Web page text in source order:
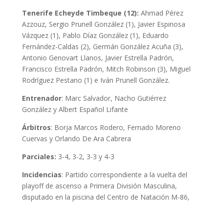
Tenerife Echeyde Timbeque (12): Ahmad Pérez
Azzouz, Sergio Prunell González (1), Javier Espinosa
Vázquez (1), Pablo Díaz González (1), Eduardo
Fernández-Caldas (2), Germán González Acuña (3),
Antonio Genovart Llanos, Javier Estrella Padrón,
Francisco Estrella Padrón, Mitch Robinson (3), Miguel
Rodríguez Pestano (1) e Iván Prunell González.
Entrenador: Marc Salvador, Nacho Gutiérrez
González y Albert Español Lifante
Árbitros: Borja Marcos Rodero, Fernado Moreno
Cuervas y Orlando De Ara Cabrera
Parciales: 3-4, 3-2, 3-3 y 4-3
Incidencias: Partido correspondiente a la vuelta del
playoff de ascenso a Primera División Masculina,
disputado en la piscina del Centro de Natación M-86,